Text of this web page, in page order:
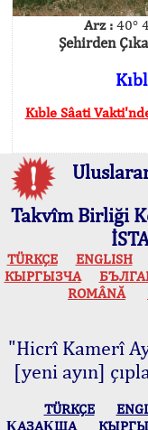
Arz :40°
Şehirden
Kıble Sâati
Takvîm Birliği
TÜRKÇE ENGLISH
КЫPГЫЗЧA
ROMÂNĂ
"Hicrî Kamerî
[yeni ayın]
TÜRKÇE
ҚАЗАҚША